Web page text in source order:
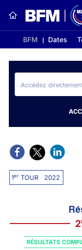
BFM Dates
1erTOUR 2022
2
RÉSULTATS